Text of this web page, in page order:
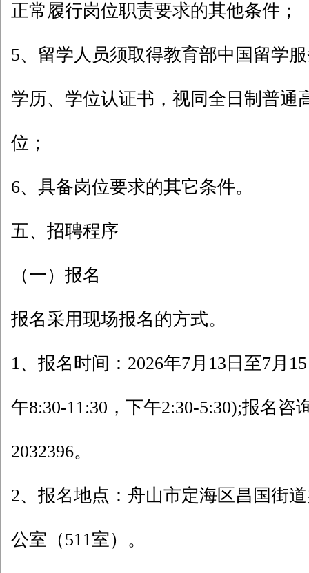
正常履行岗位职责要求的其他条件；
5、留学人员须取得教育部中国留学
学历、学位认证书，视同全日制普通
位；
6、具备岗位要求的其它条件。
五、招聘程序
（一）报名
报名采用现场报名的方式。
1、报名时间：2026年7月13日至7月
午8:30-11:30，下午2:30-5:30);报名咨
2032396。
2、报名地点：舟山市定海区昌国街
公室（511室）。